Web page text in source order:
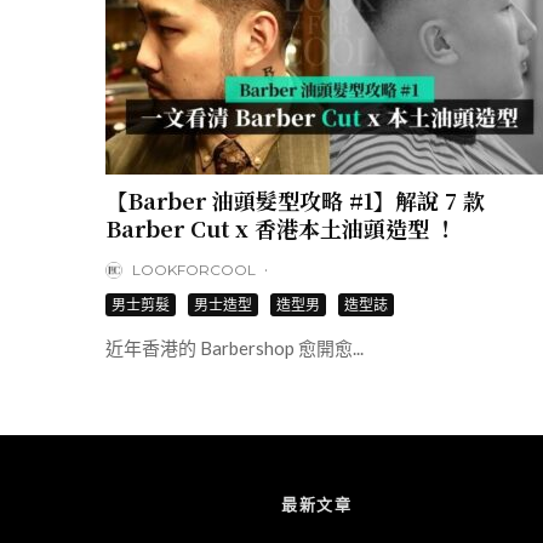
【Barber 油頭髮型攻略 #1】解說 7 款
Barber Cut x 香港本土油頭造型 ！
LOOKFORCOOL ·
男士剪髮 男士造型 造型男 造型誌
近年香港的 Barbershop 愈開愈...
最新文章